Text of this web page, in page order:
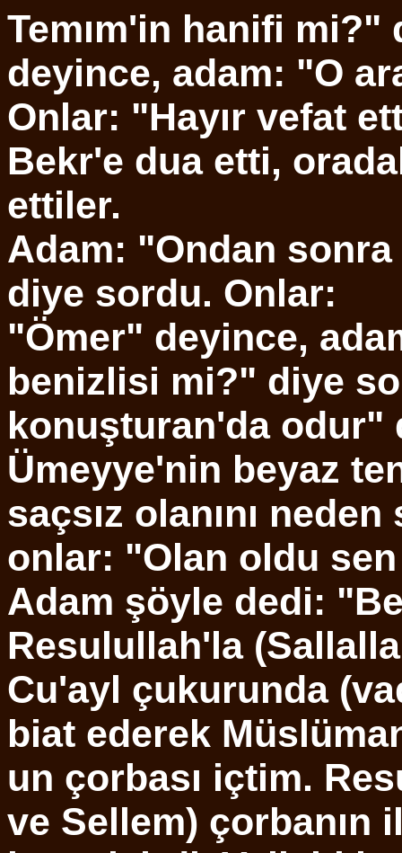
Temım'in hanifi
deyince, adam: "O
Onlar: "Hayır vefat
Bekr'e dua etti,
ettiler.
Adam: "Ondan
diye sordu. Onlar:
"Ömer" deyince,
benizlisi mi?" diye
konuşturan'da odur"
Ümeyye'nin beyaz
saçsız olanını
onlar: "Olan oldu
Adam şöyle dedi:
Resulullah'la
Cu'ayl çukurunda
biat ederek
un çorbası içtim.
ve Sellem) çorbanın